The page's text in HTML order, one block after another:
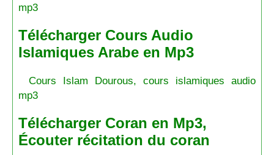
mp3
Télécharger Cours Audio
Islamiques Arabe en Mp3
Cours Islam Dourous, cours islamiques audio
mp3
Télécharger Coran en Mp3,
Écouter récitation du coran